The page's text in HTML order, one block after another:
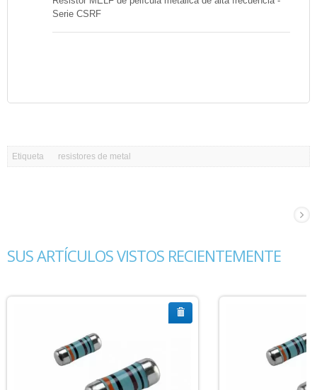
Serie CSRF
Etiqueta resistores de metal
SUS ARTÍCULOS VISTOS RECIENTEMENTE